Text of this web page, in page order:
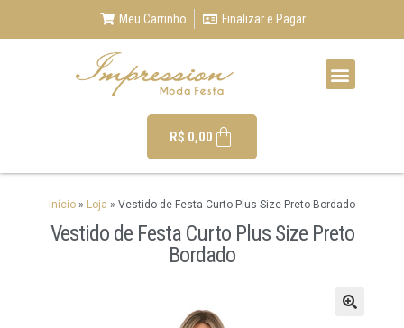
Meu Carrinho Finalizar e Pagar
R$ 0,00
Início » Loja » Vestido de Festa Curto Plus Size Preto Bordado
Vestido de Festa Curto Plus Size Preto
Bordado